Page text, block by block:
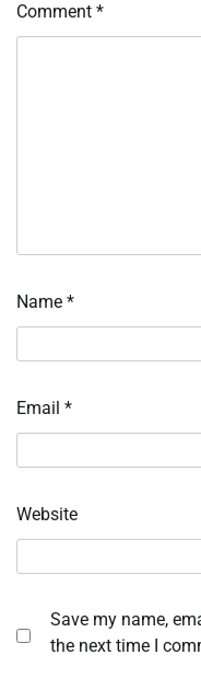
Comment *
Name *
Email *
Website
Save my name,
the next time I